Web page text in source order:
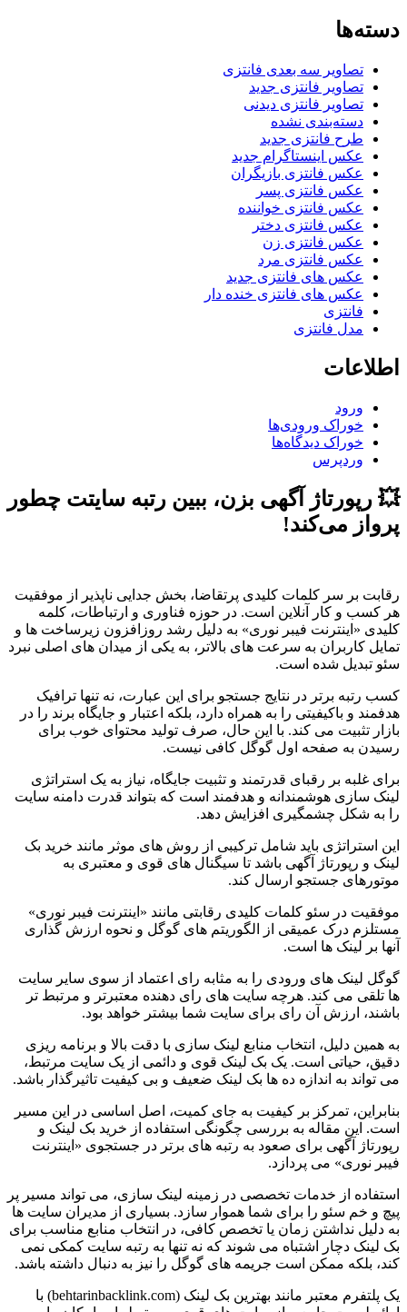
دسته‌ها
تصاویر سه بعدی فانتزی
تصاویر فانتزی جدید
تصاویر فانتزی دیدنی
دسته‌بندی نشده
طرح فانتزی جدید
عکس اینستاگرام جدید
عکس فانتزی بازیگران
عکس فانتزی پسر
عکس فانتزی خواننده
عکس فانتزی دختر
عکس فانتزی زن
عکس فانتزی مرد
عکس های فانتزی جدید
عکس های فانتزی خنده دار
فانتزی
مدل فانتزی
اطلاعات
ورود
خوراک ورودی‌ها
خوراک دیدگاه‌ها
وردپرس
💥 رپورتاژ آگهی بزن، ببین رتبه سایتت چطور
پرواز می‌کند!
رقابت بر سر کلمات کلیدی پرتقاضا، بخش جدایی ناپذیر از موفقیت
هر کسب و کار آنلاین است. در حوزه فناوری و ارتباطات، کلمه
کلیدی «اینترنت فیبر نوری» به دلیل رشد روزافزون زیرساخت ها و
تمایل کاربران به سرعت های بالاتر، به یکی از میدان های اصلی نبرد
سئو تبدیل شده است.
کسب رتبه برتر در نتایج جستجو برای این عبارت، نه تنها ترافیک
هدفمند و باکیفیتی را به همراه دارد، بلکه اعتبار و جایگاه برند را در
بازار تثبیت می کند. با این حال، صرف تولید محتوای خوب برای
رسیدن به صفحه اول گوگل کافی نیست.
برای غلبه بر رقبای قدرتمند و تثبیت جایگاه، نیاز به یک استراتژی
لینک سازی هوشمندانه و هدفمند است که بتواند قدرت دامنه سایت
را به شکل چشمگیری افزایش دهد.
این استراتژی باید شامل ترکیبی از روش های موثر مانند خرید بک
لینک و رپورتاژ آگهی باشد تا سیگنال های قوی و معتبری به
موتورهای جستجو ارسال کند.
موفقیت در سئو کلمات کلیدی رقابتی مانند «اینترنت فیبر نوری»
مستلزم درک عمیقی از الگوریتم های گوگل و نحوه ارزش گذاری
آنها بر لینک ها است.
گوگل لینک های ورودی را به مثابه رای اعتماد از سوی سایر سایت
ها تلقی می کند. هرچه سایت های رای دهنده معتبرتر و مرتبط تر
باشند، ارزش آن رای برای سایت شما بیشتر خواهد بود.
به همین دلیل، انتخاب منابع لینک سازی با دقت بالا و برنامه ریزی
دقیق، حیاتی است. یک بک لینک قوی و دائمی از یک سایت مرتبط،
می تواند به اندازه ده ها بک لینک ضعیف و بی کیفیت تاثیرگذار باشد.
بنابراین، تمرکز بر کیفیت به جای کمیت، اصل اساسی در این مسیر
است. این مقاله به بررسی چگونگی استفاده از خرید بک لینک و
رپورتاژ آگهی برای صعود به رتبه های برتر در جستجوی «اینترنت
فیبر نوری» می پردازد.
استفاده از خدمات تخصصی در زمینه لینک سازی، می تواند مسیر پر
پیچ و خم سئو را برای شما هموار سازد. بسیاری از مدیران سایت ها
به دلیل نداشتن زمان یا تخصص کافی، در انتخاب منابع مناسب برای
بک لینک دچار اشتباه می شوند که نه تنها به رتبه سایت کمکی نمی
کند، بلکه ممکن است جریمه های گوگل را نیز به دنبال داشته باشد.
یک پلتفرم معتبر مانند بهترین بک لینک (behtarinbacklink.com) با